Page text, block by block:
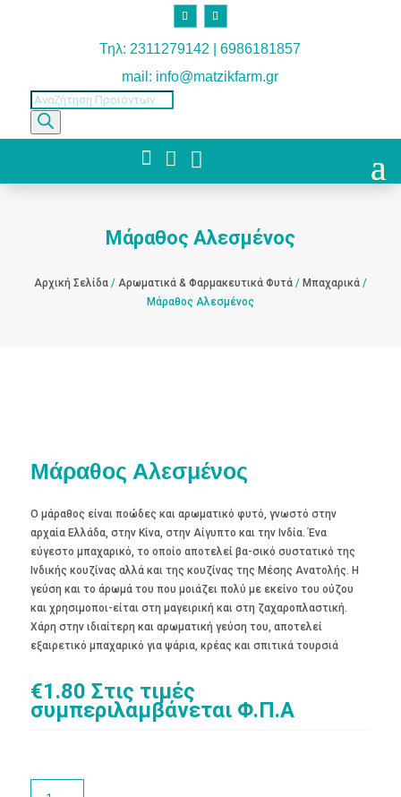
Τηλ: 2311279142 | 6986181857
mail: info@matzikfarm.gr
Products
search
  
Μάραθος Αλεσμένος
Αρχική Σελίδα/ Αρωματικά & Φαρμακευτικά Φυτά/ Μπαχαρικά/
Μάραθος Αλεσμένος
Μάραθος Αλεσμένος
Ο μάραθος είναι ποώδες και αρωματικό φυτό, γνωστό στην
αρχαία Ελλάδα, στην Κίνα, στην Αίγυπτο και την Ινδία. Ένα
εύγεστο μπαχαρικό, το οποίο αποτελεί βα-σικό συστατικό της
Ινδικής κουζίνας αλλά και της κουζίνας της Μέσης Ανατολής. Η
γεύση και το άρωμά του που μοιάζει πολύ με εκείνο του ούζου
και χρησιμοποι-είται στη μαγειρική και στη ζαχαροπλαστική.
Χάρη στην ιδιαίτερη και αρωματική γεύση του, αποτελεί
εξαιρετικό μπαχαρικό για ψάρια, κρέας και σπιτικά τουρσιά
€1.80 Στις τιμές
συμπεριλαμβάνεται Φ.Π.Α